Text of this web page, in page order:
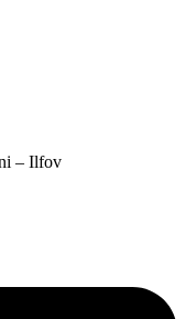
– Ilfov